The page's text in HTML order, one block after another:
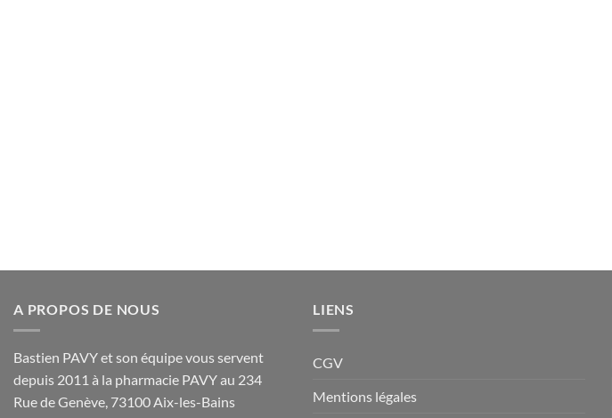
A PROPOS DE NOUS
Bastien PAVY et son équipe vous servent
depuis 2011 à la pharmacie PAVY au 234
Rue de Genève, 73100 Aix-les-Bains
LIENS
CGV
Mentions légales